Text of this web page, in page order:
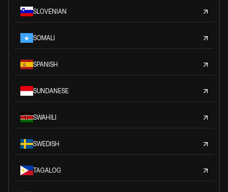
SLOVENIAN
SOMALI
SPANISH
SUNDANESE
SWAHILI
SWEDISH
TAGALOG